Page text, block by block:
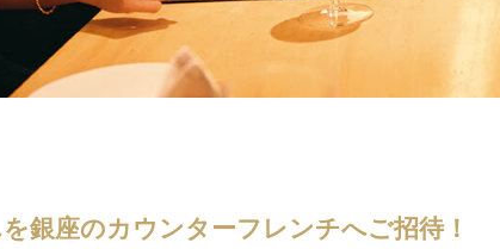
銀座のカウンターフレンチへご招待！